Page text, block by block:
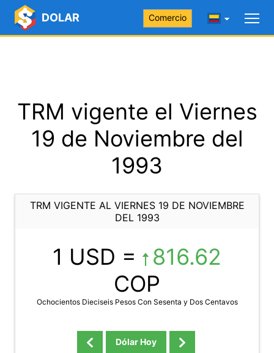
DOLAR Comercio
TRM vigente el Viernes
19 de Noviembre del
1993
TRM VIGENTE AL VIERNES 19 DE NOVIEMBRE
DEL 1993
1 USD =
816.62
COP
Ochocientos Dieciseis Pesos Con Sesenta y Dos Centavos
Dólar Hoy